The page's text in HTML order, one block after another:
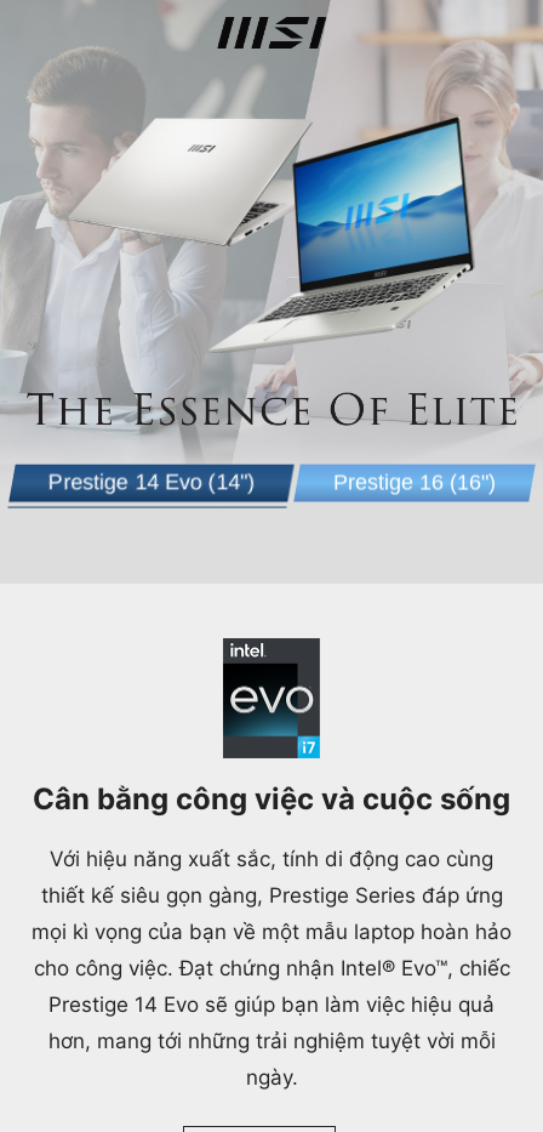
Prestige 14 Evo (14") Prestige 16 (16")
Cân bằng công việc và cuộc sống
Với hiệu năng xuất sắc, tính di động cao cùng
thiết kế siêu gọn gàng, Prestige Series đáp ứng
mọi kì vọng của bạn về một mẫu laptop hoàn hảo
cho công việc. Đạt chứng nhận Intel® Evo™, chiếc
Prestige 14 Evo sẽ giúp bạn làm việc hiệu quả
hơn, mang tới những trải nghiệm tuyệt vời mỗi
ngày.